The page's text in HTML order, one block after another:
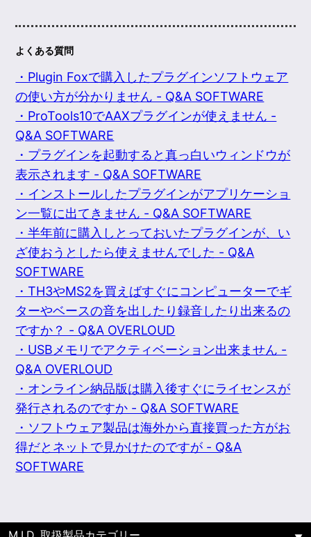
よくある質問
・Plugin Foxで購入したプラグインソフトウェア
の使い方が分かりません - Q&A SOFTWARE
・ProTools10でAAXプラグインが使えません -
Q&A SOFTWARE
・プラグインを起動すると真っ白いウィンドウが
表示されます - Q&A SOFTWARE
・インストールしたプラグインがアプリケーショ
ン一覧に出てきません - Q&A SOFTWARE
・半年前に購入しとっておいたプラグインが、い
ざ使おうとしたら使えませんでした - Q&A
SOFTWARE
・TH3やMS2を買えばすぐにコンピューターでギ
ターやベースの音を出したり録音したり出来るの
ですか？ - Q&A OVERLOUD
・USBメモリでアクティベーション出来ません -
Q&A OVERLOUD
・オンライン納品版は購入後すぐにライセンスが
発行されるのですか - Q&A SOFTWARE
・ソフトウェア製品は海外から直接買った方がお
得だとネットで見かけたのですが - Q&A
SOFTWARE